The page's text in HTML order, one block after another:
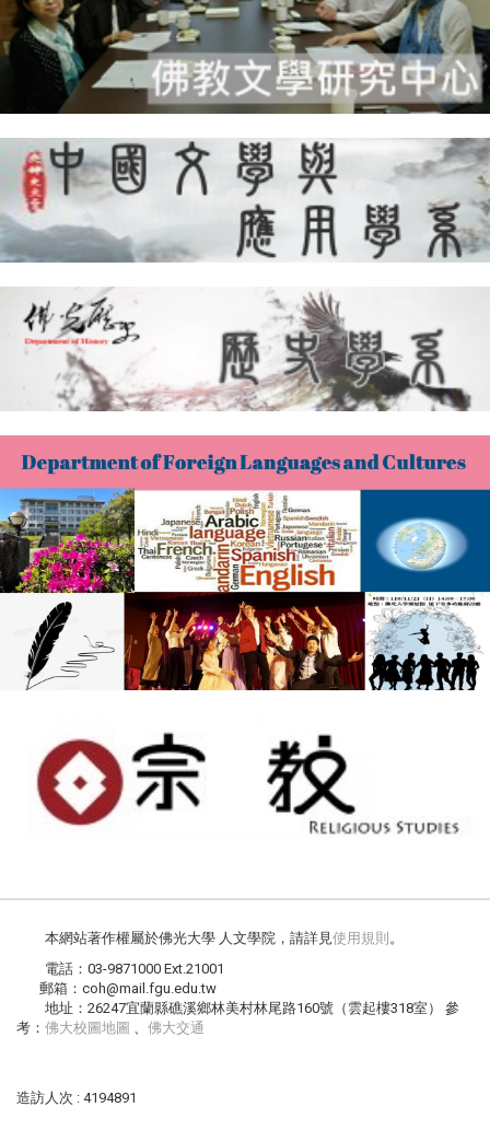
本網站著作權屬於佛光大學 人文學院，請詳見使用規則 。
電話：03-9871000 Ext.21001
郵箱：coh@mail.fgu.edu.tw
地址：26247宜蘭縣礁溪鄉林美村林尾路160號（雲起樓318室） 參
考： 佛大校圖地圖 、 佛大交通
造訪人次 : 4194891